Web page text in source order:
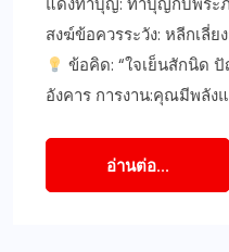
แดงทำบุญ: ทำบุญกับพระ
สงฆ์ข้อควรระวัง: หลีกเลี่
ข้อคิด: “ใจเย็นสักนิด
อังคาร การงาน:คุณมีพลัง
อ่านต่อ...